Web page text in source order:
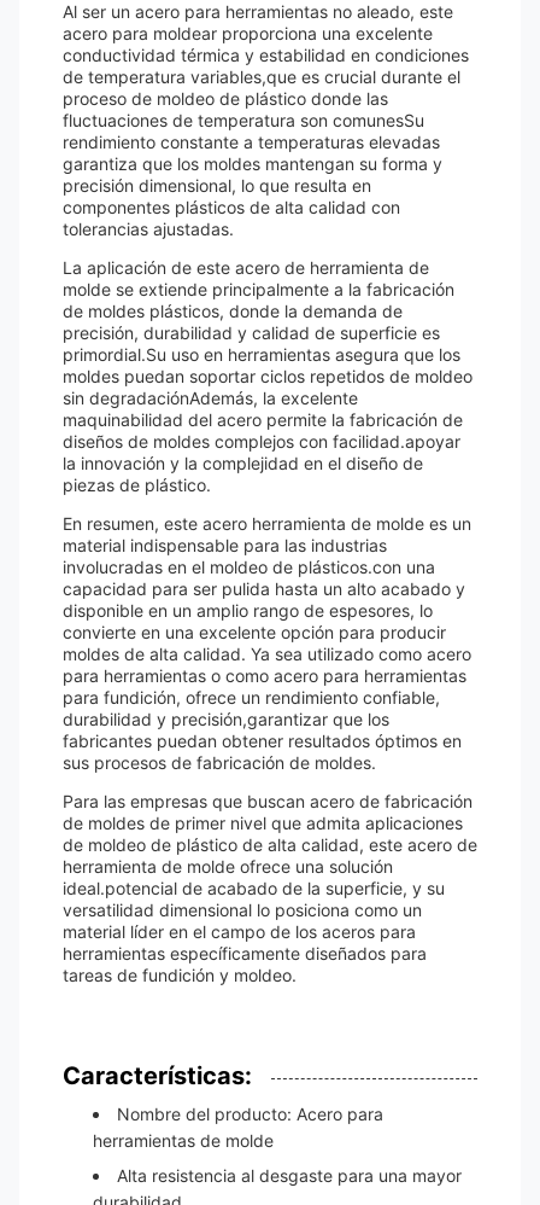
Al ser un acero para herramientas no aleado, este
acero para moldear proporciona una excelente
conductividad térmica y estabilidad en condiciones
de temperatura variables,que es crucial durante el
proceso de moldeo de plástico donde las
fluctuaciones de temperatura son comunesSu
rendimiento constante a temperaturas elevadas
garantiza que los moldes mantengan su forma y
precisión dimensional, lo que resulta en
componentes plásticos de alta calidad con
tolerancias ajustadas.
La aplicación de este acero de herramienta de
molde se extiende principalmente a la fabricación
de moldes plásticos, donde la demanda de
precisión, durabilidad y calidad de superficie es
primordial.Su uso en herramientas asegura que los
moldes puedan soportar ciclos repetidos de moldeo
sin degradaciónAdemás, la excelente
maquinabilidad del acero permite la fabricación de
diseños de moldes complejos con facilidad.apoyar
la innovación y la complejidad en el diseño de
piezas de plástico.
En resumen, este acero herramienta de molde es un
material indispensable para las industrias
involucradas en el moldeo de plásticos.con una
capacidad para ser pulida hasta un alto acabado y
disponible en un amplio rango de espesores, lo
convierte en una excelente opción para producir
moldes de alta calidad. Ya sea utilizado como acero
para herramientas o como acero para herramientas
para fundición, ofrece un rendimiento confiable,
durabilidad y precisión,garantizar que los
fabricantes puedan obtener resultados óptimos en
sus procesos de fabricación de moldes.
Para las empresas que buscan acero de fabricación
de moldes de primer nivel que admita aplicaciones
de moldeo de plástico de alta calidad, este acero de
herramienta de molde ofrece una solución
ideal.potencial de acabado de la superficie, y su
versatilidad dimensional lo posiciona como un
material líder en el campo de los aceros para
herramientas específicamente diseñados para
tareas de fundición y moldeo.
Características:
Nombre del producto: Acero para
herramientas de molde
Alta resistencia al desgaste para una mayor